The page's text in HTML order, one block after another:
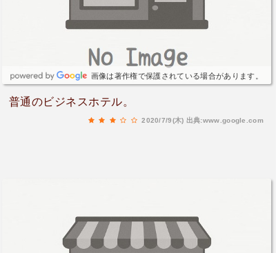
画像は著作権で保護されている場合があります。
普通のビジネスホテル。
2020/7/9(木) 出典:www.google.com